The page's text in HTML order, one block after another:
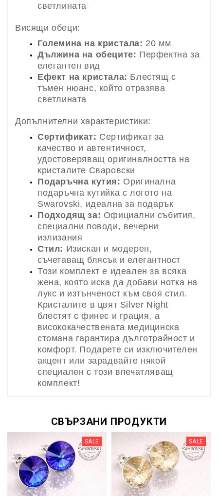
светлината
Висящи обеци:
Големина на кристала: 20 мм
Дължина на обеците: Перфектна за
елегантен вид
Ефект на кристала: Блестящ с
тъмен нюанс, който отразява
светлината
Допълнителни характеристики:
Сертификат: Сертификат за
качество и автентичност,
удостоверяващ оригиналността на
кристалите Сваровски
Подаръчна кутия: Оригинална
подаръчна кутийка с логото на
Swarovski, идеална за подарък
Подходящ за: Официални събития,
специални поводи, вечерни
излизания
Стил: Изискан и модерен,
съчетаващ блясък и елегантност
Този комплект е идеален за всяка
жена, която иска да добави нотка на
лукс и изтънченост към своя стил.
Кристалите в цвят Silver Night
блестят с финес и грация, а
висококачествената медицинска
стомана гарантира дълготрайност и
комфорт. Подарете си изключителен
акцент или зарадвайте някой
специален с този впечатляващ
комплект!
СВЪРЗАНИ ПРОДУКТИ
SALE SALE